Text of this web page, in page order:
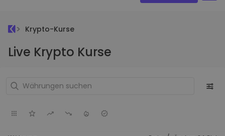
Krypto-Kurse
Live Krypto Kurse